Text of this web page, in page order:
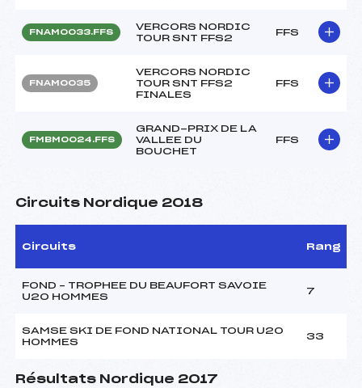
FNAM0033.FFS
VERCORS NORDIC
TOUR SNT FFS2
FFS
FNAM0035
VERCORS NORDIC
TOUR SNT FFS2
FINALES
FFS
FMBM0024.FFS
GRAND-PRIX DE LA
VALLEE DU
BOUCHET
FFS
Circuits Nordique 2018
Circuits Rang
FOND – TROPHEE DU BEAUFORT SAVOIE
U20 HOMMES
7
SAMSE SKI DE FOND NATIONAL TOUR U20
HOMMES
33
Résultats Nordique 2017